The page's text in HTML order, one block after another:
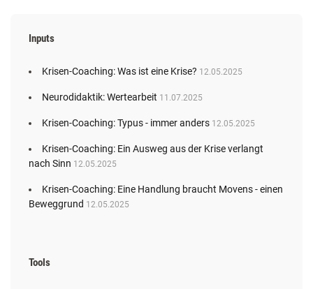
Inputs
Krisen-Coaching: Was ist eine Krise? 12.05.2025
Neurodidaktik: Wertearbeit 11.07.2025
Krisen-Coaching: Typus - immer anders 12.05.2025
Krisen-Coaching: Ein Ausweg aus der Krise verlangt
nach Sinn 12.05.2025
Krisen-Coaching: Eine Handlung braucht Movens - einen
Beweggrund 12.05.2025
Tools